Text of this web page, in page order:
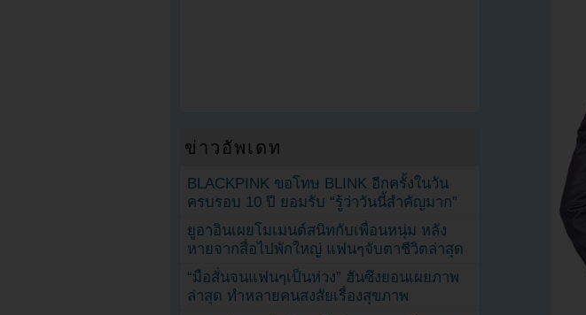
ข่าวอัพเดท
BLACKPINK ขอโทษ BLINK อีกครั้งในวัน
ครบรอบ 10 ปี ยอมรับ “รู้ว่าวันนี้สำคัญมาก”
ยูอาอินเผยโมเมนต์สนิทกับเพื่อนหนุ่ม หลัง
หายจากสื่อไปพักใหญ่ แฟนๆจับตาชีวิตล่าสุด
“มือสั่นจนแฟนๆเป็นห่วง” ฮันซึงยอนเผยภาพ
ล่าสุด ทำหลายคนสงสัยเรื่องสุขภาพ